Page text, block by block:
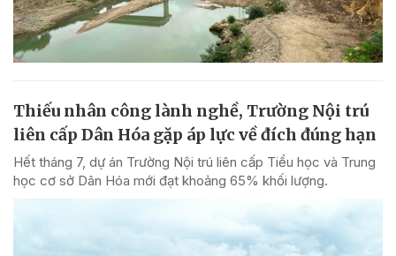
Thiếu nhân công lành nghề, Trường Nội trú
liên cấp Dân Hóa gặp áp lực về đích đúng hạn
Hết tháng 7, dự án Trường Nội trú liên cấp Tiểu học và Trung
học cơ sở Dân Hóa mới đạt khoảng 65% khối lượng.